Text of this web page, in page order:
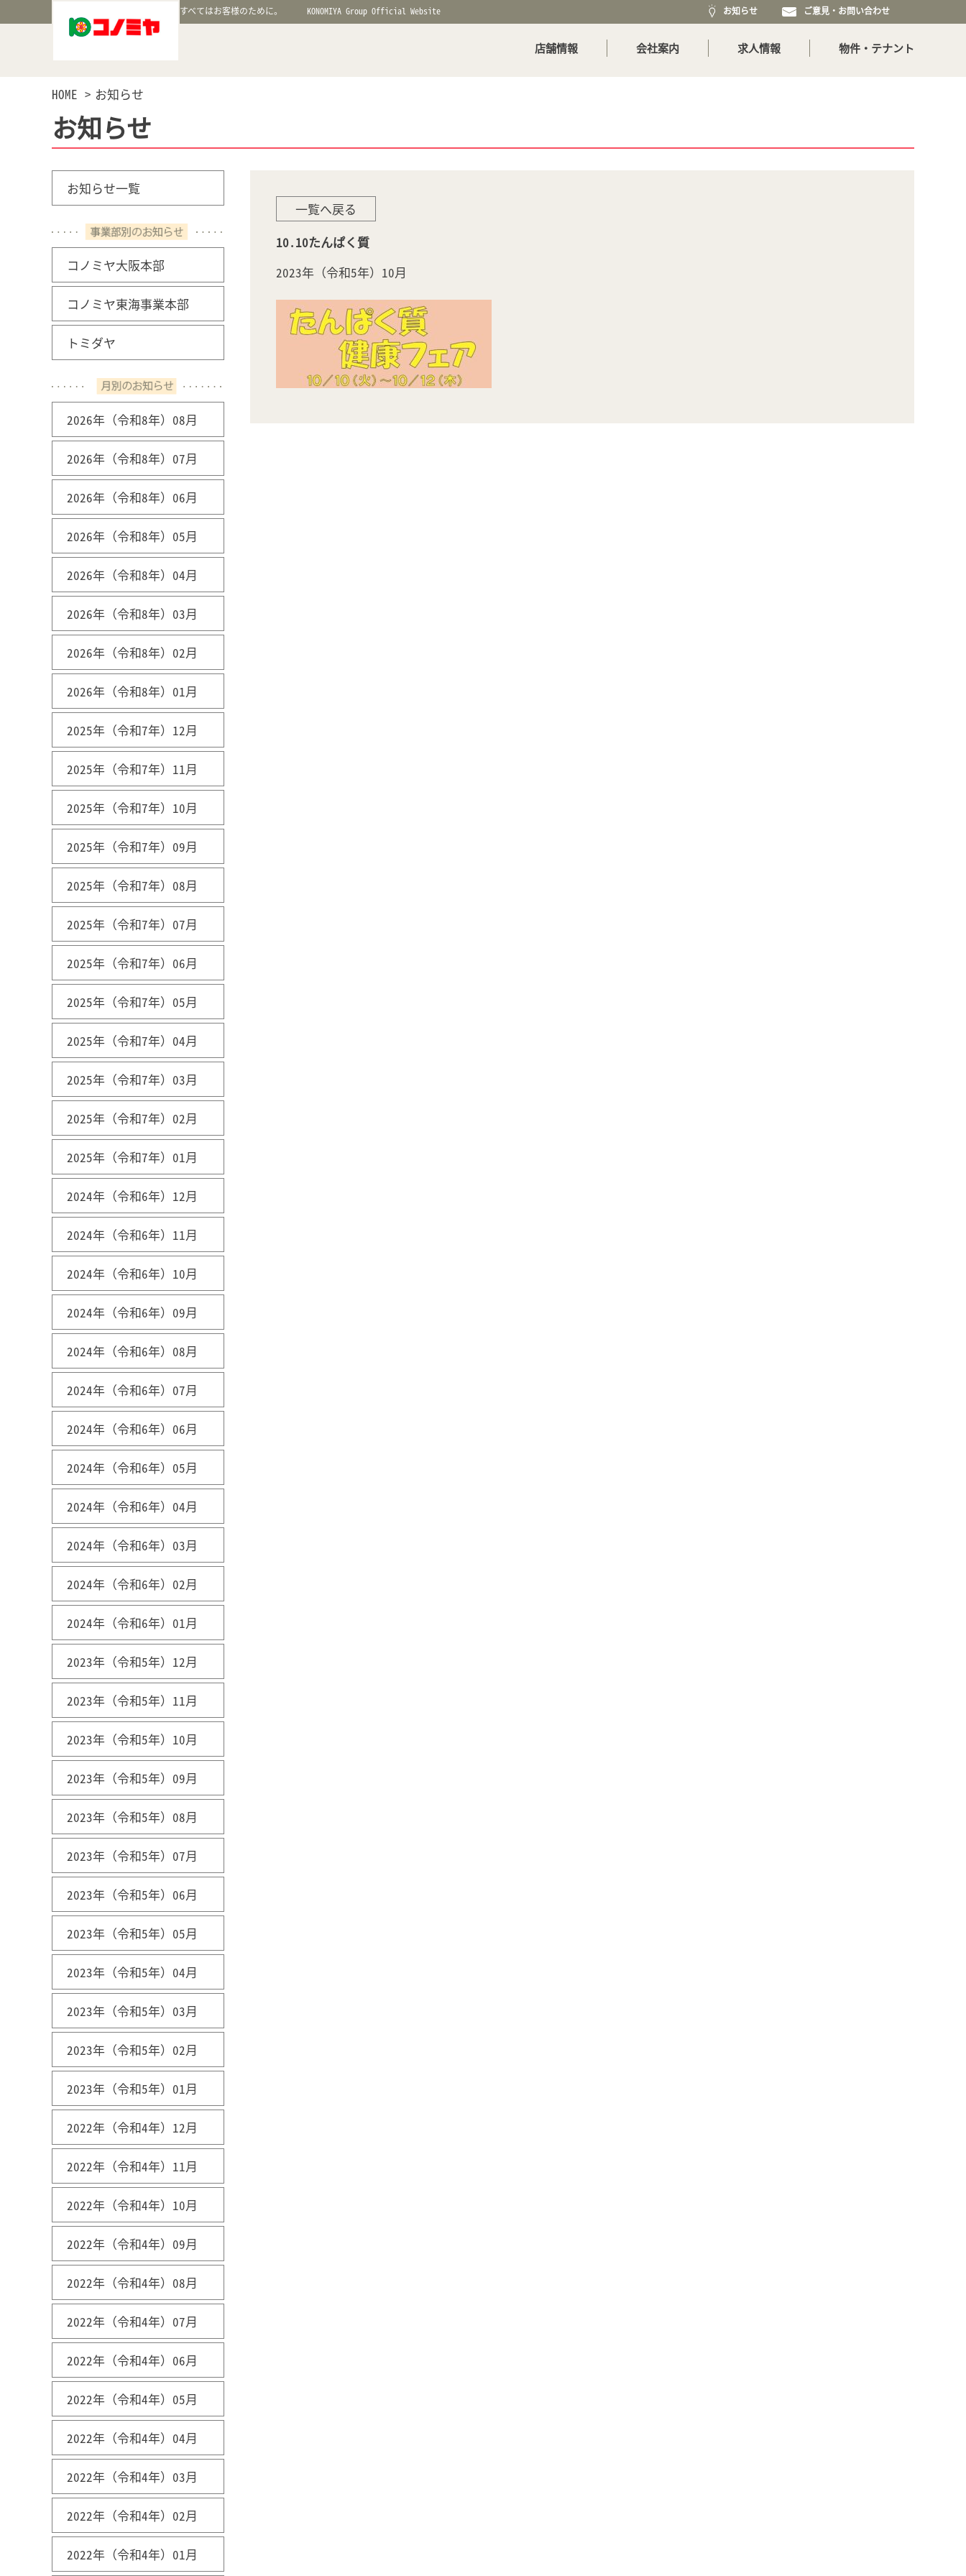
すべてはお客様のために。 KONOMIYA Group Official Website お知らせ ご意見・お問い合わせ
店舗情報 会社案内 求人情報 物件・テナント
HOME お知らせ
お知らせ
お知らせ一覧
コノミヤ大阪本部
コノミヤ東海事業本部
トミダヤ
2026年（令和8年）08月
2026年（令和8年）07月
2026年（令和8年）06月
2026年（令和8年）05月
2026年（令和8年）04月
2026年（令和8年）03月
2026年（令和8年）02月
2026年（令和8年）01月
2025年（令和7年）12月
2025年（令和7年）11月
2025年（令和7年）10月
2025年（令和7年）09月
2025年（令和7年）08月
2025年（令和7年）07月
2025年（令和7年）06月
2025年（令和7年）05月
2025年（令和7年）04月
2025年（令和7年）03月
2025年（令和7年）02月
2025年（令和7年）01月
2024年（令和6年）12月
2024年（令和6年）11月
2024年（令和6年）10月
2024年（令和6年）09月
2024年（令和6年）08月
2024年（令和6年）07月
2024年（令和6年）06月
2024年（令和6年）05月
2024年（令和6年）04月
2024年（令和6年）03月
2024年（令和6年）02月
2024年（令和6年）01月
2023年（令和5年）12月
2023年（令和5年）11月
2023年（令和5年）10月
2023年（令和5年）09月
2023年（令和5年）08月
2023年（令和5年）07月
2023年（令和5年）06月
2023年（令和5年）05月
2023年（令和5年）04月
2023年（令和5年）03月
2023年（令和5年）02月
2023年（令和5年）01月
2022年（令和4年）12月
2022年（令和4年）11月
2022年（令和4年）10月
2022年（令和4年）09月
2022年（令和4年）08月
2022年（令和4年）07月
2022年（令和4年）06月
2022年（令和4年）05月
2022年（令和4年）04月
2022年（令和4年）03月
2022年（令和4年）02月
2022年（令和4年）01月
一覧へ戻る
10.10たんぱく質
2023年（令和5年）10月